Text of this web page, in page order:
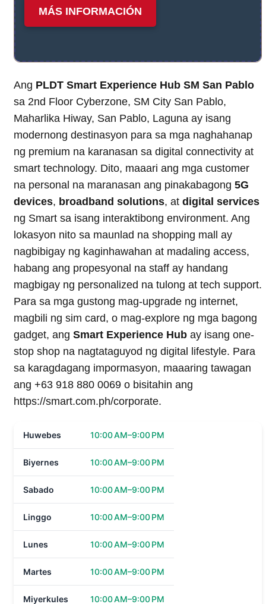
MÁS INFORMACIÓN
Ang PLDT Smart Experience Hub SM San Pablo
sa 2nd Floor Cyberzone, SM City San Pablo,
Maharlika Hiway, San Pablo, Laguna ay isang
modernong destinasyon para sa mga naghahanap
ng premium na karanasan sa digital connectivity at
smart technology. Dito, maaari ang mga customer
na personal na maranasan ang pinakabagong 5G
devices, broadband solutions, at digital services
ng Smart sa isang interaktibong environment. Ang
lokasyon nito sa maunlad na shopping mall ay
nagbibigay ng kaginhawahan at madaling access,
habang ang propesyonal na staff ay handang
magbigay ng personalized na tulong at tech support.
Para sa mga gustong mag-upgrade ng internet,
magbili ng sim card, o mag-explore ng mga bagong
gadget, ang Smart Experience Hub ay isang one-
stop shop na nagtataguyod ng digital lifestyle. Para
sa karagdagang impormasyon, maaaring tawagan
ang +63 918 880 0069 o bisitahin ang
https://smart.com.ph/corporate.
Huwebes 10:00 AM–9:00 PM
Biyernes 10:00 AM–9:00 PM
Sabado 10:00 AM–9:00 PM
Linggo 10:00 AM–9:00 PM
Lunes 10:00 AM–9:00 PM
Martes 10:00 AM–9:00 PM
Miyerkules 10:00 AM–9:00 PM